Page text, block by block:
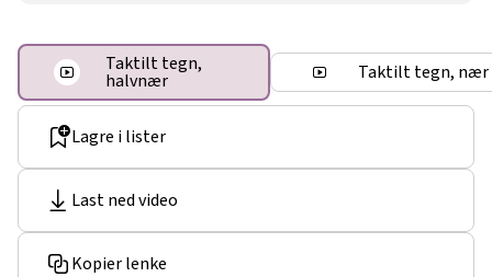
Lagre i lister
Last ned video
Kopier lenke
Taktilt tegn,
halvnær Taktilt tegn, nær